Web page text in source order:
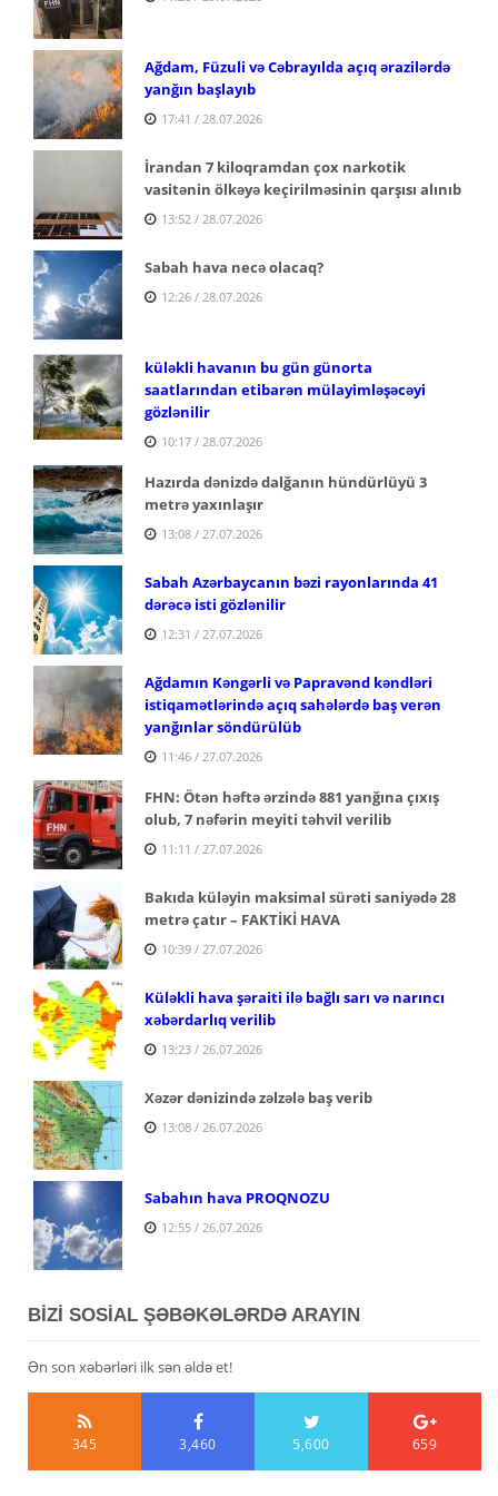
Ağdam, Füzuli və Cəbrayılda açıq ərazilərdə
yanğın başlayıb
17:41 / 28.07.2026
İrandan 7 kiloqramdan çox narkotik
vasitənin ölkəyə keçirilməsinin qarşısı alınıb
13:52 / 28.07.2026
Sabah hava necə olacaq?
12:26 / 28.07.2026
küləkli havanın bu gün günorta
saatlarından etibarən mülayimləşəcəyi
gözlənilir
10:17 / 28.07.2026
Hazırda dənizdə dalğanın hündürlüyü 3
metrə yaxınlaşır
13:08 / 27.07.2026
Sabah Azərbaycanın bəzi rayonlarında 41
dərəcə isti gözlənilir
12:31 / 27.07.2026
Ağdamın Kəngərli və Papravənd kəndləri
istiqamətlərində açıq sahələrdə baş verən
yanğınlar söndürülüb
11:46 / 27.07.2026
FHN: Ötən həftə ərzində 881 yanğına çıxış
olub, 7 nəfərin meyiti təhvil verilib
11:11 / 27.07.2026
Bakıda küləyin maksimal sürəti saniyədə 28
metrə çatır – FAKTİKİ HAVA
10:39 / 27.07.2026
Küləkli hava şəraiti ilə bağlı sarı və narıncı
xəbərdarlıq verilib
13:23 / 26.07.2026
Xəzər dənizində zəlzələ baş verib
13:08 / 26.07.2026
Sabahın hava PROQNOZU
12:55 / 26.07.2026
BİZİ SOSİAL ŞƏBƏKƏLƏRDƏ ARAYIN
Ən son xəbərləri ilk sən əldə et!
345 3,460 5,600 659